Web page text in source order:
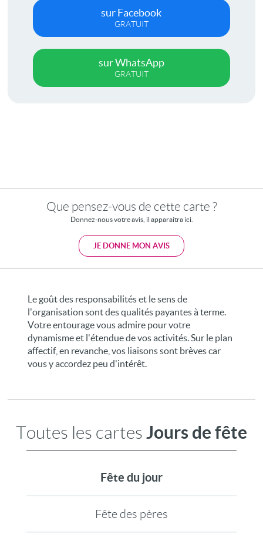
sur Facebook
GRATUIT
sur WhatsApp
GRATUIT
Que pensez-vous de cette carte ?
Donnez-nous votre avis, il apparaitra ici.
JE DONNE MON AVIS
Le goût des responsabilités et le sens de
l'organisation sont des qualités payantes à terme.
Votre entourage vous admire pour votre
dynamisme et l'étendue de vos activités. Sur le plan
affectif, en revanche, vos liaisons sont brèves car
vous y accordez peu d'intérêt.
Toutes les cartes Jours de fête
Fête du jour
Fête des pères